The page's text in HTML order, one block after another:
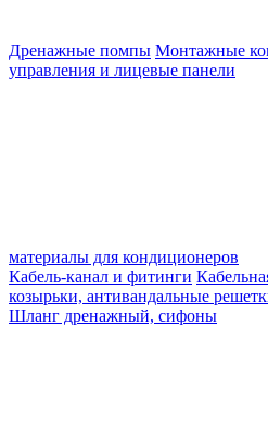
Дренажные помпы Монтажные
управления и лицевые панели
материалы для кондиционеров
Кабель-канал и фитинги
козырьки, антивандальные
Шланг дренажный, сифоны